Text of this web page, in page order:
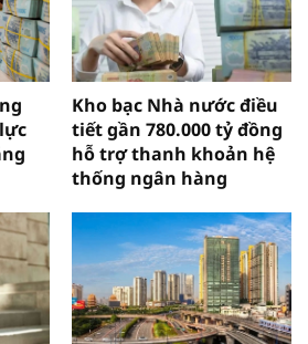
Kho bạc Nhà nước điều
tiết gần 780.000 tỷ đồng
hỗ trợ thanh khoản hệ
thống ngân hàng